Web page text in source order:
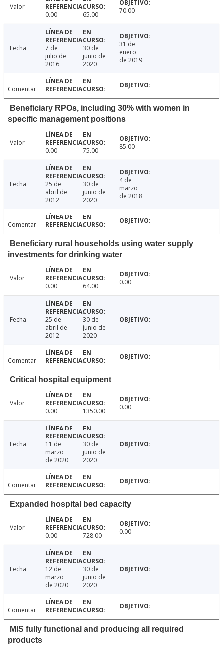
Valor
0.00
65.00 70.00
Fecha
7 de
julio de
2016
30 de
junio de
2020
31 de
enero
de 2019
Comentar
Beneficiary RPOs, including 30% with women in
specific management positions
Valor
0.00
75.00 85.00
Fecha
25 de
abril de
2012
30 de
junio de
2020
4 de
marzo
de 2018
Comentar
Beneficiary rural households using water supply
investments for drinking water
Valor
0.00
64.00 0.00
Fecha
25 de
abril de
2012
30 de
junio de
2020
Comentar
Critical hospital equipment
Valor
0.00
1350.00 0.00
Fecha
11 de
marzo
de 2020
30 de
junio de
2020
Comentar
Expanded hospital bed capacity
Valor
0.00
728.00 0.00
Fecha
12 de
marzo
de 2020
30 de
junio de
2020
Comentar
MIS fully functional and producing all required
products